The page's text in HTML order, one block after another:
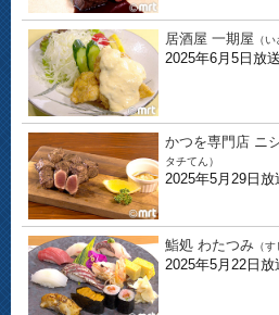
居酒屋 一期屋 （
2025年6月5日放送
かつを専門店 ニ
タチてん）
2025年5月29日
鮨処 わたつみ （
2025年5月22日